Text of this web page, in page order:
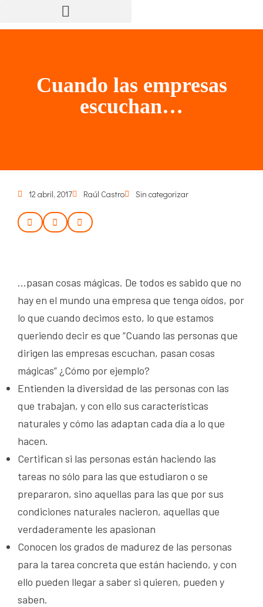
Cuando las empresas
escuchan…
12 abril, 2017 Raúl Castro Sin categorizar
…pasan cosas mágicas. De todos es sabido que no
hay en el mundo una empresa que tenga oídos, por
lo que cuando decimos esto, lo que estamos
queriendo decir es que “Cuando las personas que
dirigen las empresas escuchan, pasan cosas
mágicas” ¿Cómo por ejemplo?
Entienden la diversidad de las personas con las
que trabajan, y con ello sus características
naturales y cómo las adaptan cada día a lo que
hacen.
Certifican si las personas están haciendo las
tareas no sólo para las que estudiaron o se
prepararon, sino aquellas para las que por sus
condiciones naturales nacieron, aquellas que
verdaderamente les apasionan
Conocen los grados de madurez de las personas
para la tarea concreta que están haciendo, y con
ello pueden llegar a saber si quieren, pueden y
saben.